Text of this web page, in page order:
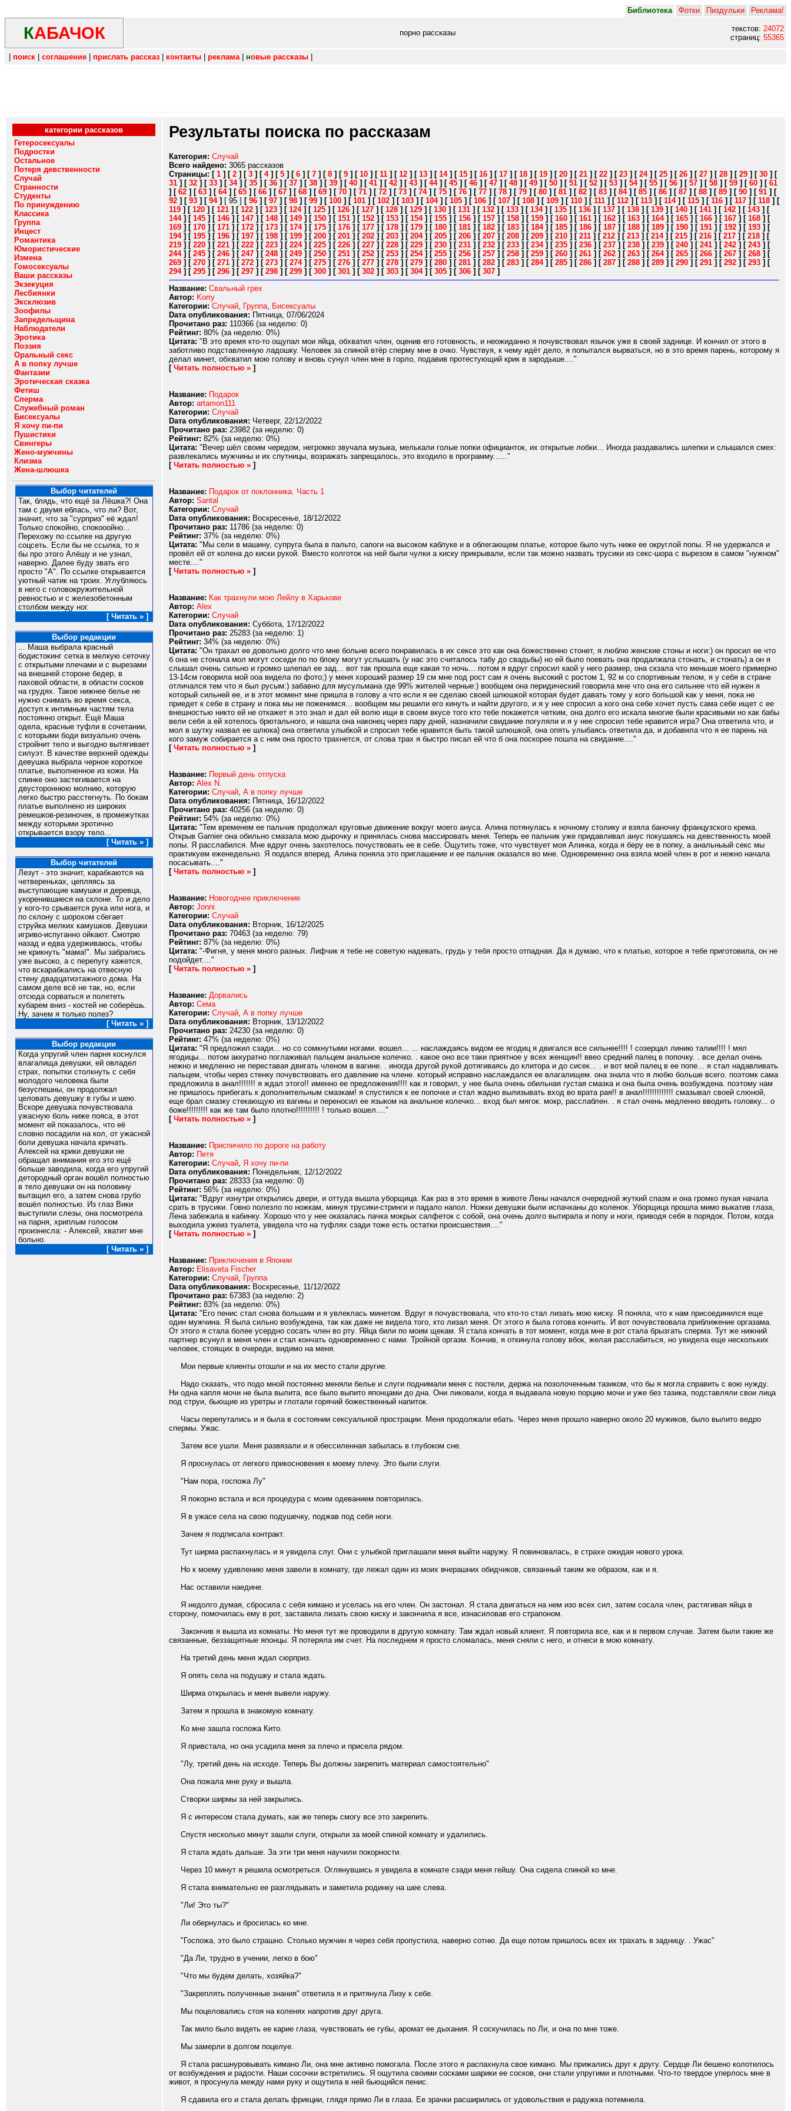
Библиотека Фотки Пиздульки Реклама!
КАБАЧОК порно рассказы текстов: 24072
страниц: 55365
поиск соглашение прислать рассказ контакты реклама| новые рассказы
категории рассказов
Гетеросексуалы
Подростки
Остальное
Потеря девственности
Случай
Странности
Студенты
По принуждению
Классика
Группа
Инцест
Романтика
Юмористические
Измена
Гомосексуалы
Ваши рассказы
Экзекуция
Лесбиянки
Эксклюзив
Зоофилы
Запредельщина
Наблюдатели
Эротика
Поэзия
Оральный секс
А в попку лучше
Фантазии
Эротическая сказка
Фетиш
Сперма
Служебный роман
Бисексуалы
Я хочу пи-пи
Пушистики
Свингеры
Жено-мужчины
Клизма
Жена-шлюшка
Выбор читателей
Так, блядь, что ещё за Лёшка?! Она
там с двумя еблась, что ли? Вот,
значит, что за "сурприз" её ждал!
Только спокойно, спокооойно...
Перехожу по ссылке на другую
соцсеть. Если бы не ссылка, то я
бы про этого Алёшу и не узнал,
наверно. Далее буду звать его
просто "А". По ссылке открывается
уютный чатик на троих. Углубляюсь
в него с головокружительной
ревностью и с железобетонным
столбом между ног.
[ Читать » ]
Выбор редакции
... Маша выбрала красный
бодистокинг сетка в мелкую сеточку
с открытыми плечами и с вырезами
на внешней стороне бедер, в
паховой области, в области сосков
на грудях. Такое нижнее белье не
нужно снимать во время секса,
доступ к интимным частям тела
постоянно открыт. Ещё Маша
одела, красные туфли в сочетании,
с которыми боди визуально очень
стройнит тело и выгодно вытягивает
силуэт. В качестве верхней одежды
девушка выбрала черное короткое
платье, выполненное из кожи. На
спинке оно застегивается на
двустороннюю молнию, которую
легко быстро расстегнуть. По бокам
платье выполнено из широких
ремешков-резиночек, в промежутках
между которыми эротично
открывается взору тело...
[ Читать » ]
Выбор читателей
Лезут - это значит, карабкаются на
четвереньках, цепляясь за
выступающие камушки и деревца,
укоренившиеся на склоне. То и дело
у кого-то срывается рука или нога, и
по склону с шорохом сбегает
струйка мелких камушков. Девушки
игриво-испуганно ойкают. Смотрю
назад и едва удерживаюсь, чтобы
не крикнуть "мама!". Мы забрались
уже высоко, а с перепугу кажется,
что вскарабкались на отвесную
стену двадцатиэтажного дома. На
самом деле всё не так, но, если
отсюда сорваться и полететь
кубарем вниз - костей не соберёшь.
Ну, зачем я только полез?
[ Читать » ]
Выбор редакции
Когда упругий член парня коснулся
влагалища девушки, ей овладел
страх, попытки столкнуть с себя
молодого человека были
безуспешны, он продолжал
целовать девушку в губы и шею.
Вскоре девушка почувствовала
ужасную боль ниже пояса, в этот
момент ей показалось, что её
словно посадили на кол, от ужасной
боли девушка начала кричать.
Алексей на крики девушки не
обращал внимания его это ещё
больше заводила, когда его упругий
детородный орган вошёл полностью
в тело девушки он на половину
вытащил его, а затем снова грубо
вошёл полностью. Из глаз Вики
выступили слезы, она посмотрела
на парня, хриплым голосом
произнесла: - Алексей, хватит мне
больно.
[ Читать » ]
Результаты поиска по рассказам
Категория: Случай
Всего найдено: 3065 рассказов
Страницы: [ 1 ] [ 2 ] [ 3 ] [ 4] [ 5 ] [ 6 ] [ 7 ] [ 8 ] [ 9 ] [ 10 ] [ 11 ] [ 12 ] [ 13 ] [ 14] [ 15 ] [ 16 ] [ 17 ] [ 18 ] [ 19 ] [ 20 ] [ 21 ] [ 22 ] [ 23 ] [ 24] [ 25 ] [ 26 ] [ 27 ] [ 28 ] [ 29 ] [ 30 ] [
31 ] [ 32 ] [ 33 ] [ 34] [ 35 ] [ 36 ] [ 37 ] [ 38 ] [ 39 ] [ 40 ] [ 41 ] [ 42 ] [ 43 ] [ 44] [ 45 ] [ 46 ] [ 47 ] [ 48 ] [ 49 ] [ 50 ] [ 51 ] [ 52 ] [ 53 ] [ 54] [ 55 ] [ 56 ] [ 57 ] [ 58 ] [ 59 ] [ 60 ] [ 61
] [ 62 ] [ 63 ] [ 64] [ 65 ] [ 66 ] [ 67 ] [ 68 ] [ 69 ] [ 70 ] [ 71 ] [ 72 ] [ 73 ] [ 74] [ 75 ] [ 76 ] [ 77 ] [ 78 ] [ 79 ] [ 80 ] [ 81 ] [ 82 ] [ 83 ] [ 84] [ 85 ] [ 86 ] [ 87 ] [ 88 ] [ 89 ] [ 90 ] [ 91 ] [
92 ] [ 93 ] [ 94] [ 95 ] [ 96 ] [ 97 ] [ 98 ] [ 99 ] [ 100 ] [ 101 ] [ 102 ] [ 103 ] [ 104] [ 105 ] [ 106 ] [ 107 ] [ 108 ] [ 109 ] [ 110 ] [ 111 ] [ 112 ] [ 113 ] [ 114] [ 115 ] [ 116 ] [ 117 ] [ 118 ] [
119 ] [ 120 ] [ 121 ] [ 122 ] [ 123 ] [ 124] [ 125 ] [ 126 ] [ 127 ] [ 128 ] [ 129 ] [ 130 ] [ 131 ] [ 132 ] [ 133 ] [ 134] [ 135 ] [ 136 ] [ 137 ] [ 138 ] [ 139 ] [ 140 ] [ 141 ] [ 142 ] [ 143 ] [
144] [ 145 ] [ 146 ] [ 147 ] [ 148 ] [ 149 ] [ 150 ] [ 151 ] [ 152 ] [ 153 ] [ 154] [ 155 ] [ 156 ] [ 157 ] [ 158 ] [ 159 ] [ 160 ] [ 161 ] [ 162 ] [ 163 ] [ 164] [ 165 ] [ 166 ] [ 167 ] [ 168 ] [
169 ] [ 170 ] [ 171 ] [ 172 ] [ 173 ] [ 174] [ 175 ] [ 176 ] [ 177 ] [ 178 ] [ 179 ] [ 180 ] [ 181 ] [ 182 ] [ 183 ] [ 184] [ 185 ] [ 186 ] [ 187 ] [ 188 ] [ 189 ] [ 190 ] [ 191 ] [ 192 ] [ 193 ] [
194] [ 195 ] [ 196 ] [ 197 ] [ 198 ] [ 199 ] [ 200 ] [ 201 ] [ 202 ] [ 203 ] [ 204] [ 205 ] [ 206 ] [ 207 ] [ 208 ] [ 209 ] [ 210 ] [ 211 ] [ 212 ] [ 213 ] [ 214] [ 215 ] [ 216 ] [ 217 ] [ 218 ] [
219 ] [ 220 ] [ 221 ] [ 222 ] [ 223 ] [ 224] [ 225 ] [ 226 ] [ 227 ] [ 228 ] [ 229 ] [ 230 ] [ 231 ] [ 232 ] [ 233 ] [ 234] [ 235 ] [ 236 ] [ 237 ] [ 238 ] [ 239 ] [ 240 ] [ 241 ] [ 242 ] [ 243 ] [
244] [ 245 ] [ 246 ] [ 247 ] [ 248 ] [ 249 ] [ 250 ] [ 251 ] [ 252 ] [ 253 ] [ 254] [ 255 ] [ 256 ] [ 257 ] [ 258 ] [ 259 ] [ 260 ] [ 261 ] [ 262 ] [ 263 ] [ 264] [ 265 ] [ 266 ] [ 267 ] [ 268 ] [
269 ] [ 270 ] [ 271 ] [ 272 ] [ 273 ] [ 274] [ 275 ] [ 276 ] [ 277 ] [ 278 ] [ 279 ] [ 280 ] [ 281 ] [ 282 ] [ 283 ] [ 284] [ 285 ] [ 286 ] [ 287 ] [ 288 ] [ 289 ] [ 290 ] [ 291 ] [ 292 ] [ 293 ] [
294] [ 295 ] [ 296 ] [ 297 ] [ 298 ] [ 299 ] [ 300 ] [ 301 ] [ 302 ] [ 303 ] [ 304] [ 305 ] [ 306 ] [ 307 ]
Название: Свальный грех
Автор: Korry
Категории: Случай, Группа, Бисексуалы
Dата опубликования: Пятница, 07/06/2024
Прочитано раз: 110366 (за неделю: 0)
Рейтинг: 80% (за неделю: 0%)
Цитата: "В это время кто-то ощупал мои яйца, обхватил член, оценив его готовность, и неожиданно я почувствовал язычок уже в своей заднице. И кончил от этого в
заботливо подставленную ладошку. Человек за спиной втёр сперму мне в очко. Чувствуя, к чему идёт дело, я попытался вырваться, но в это время парень, которому я
делал минет, обхватил мою голову и вновь сунул член мне в горло, подавив протестующий крик в зародыше...."
[ Читать полностью » ]
Название: Подарок
Автор: artamon111
Категории: Случай
Dата опубликования: Четверг, 22/12/2022
Прочитано раз: 23982 (за неделю: 0)
Рейтинг: 82% (за неделю: 0%)
Цитата: "Вечер шёл своим чередом, негромко звучала музыка, мелькали голые попки официанток, их открытые лобки... Иногда раздавались шлепки и слышался смех:
развлекались мужчины и их спутницы, возражать запрещалось, это входило в программу......"
[ Читать полностью » ]
Название: Подарок от поклонника. Часть 1
Автор: Santal
Категории: Случай
Dата опубликования: Воскресенье, 18/12/2022
Прочитано раз: 11786 (за неделю: 0)
Рейтинг: 37% (за неделю: 0%)
Цитата: "Мы сели в машину, супруга была в пальто, сапоги на высоком каблуке и в облегающем платье, которое было чуть ниже ее округлой попы. Я не удержался и
провёл ей от колена до киски рукой. Вместо колготок на ней были чулки а киску прикрывали, если так можно назвать трусики из секс-шора с вырезом в самом "нужном"
месте...."
[ Читать полностью » ]
Название: Как трахнули мою Лейлу в Харькове
Автор: Alex
Категории: Случай
Dата опубликования: Суббота, 17/12/2022
Прочитано раз: 25283 (за неделю: 1)
Рейтинг: 34% (за неделю: 0%)
Цитата: "Он трахал ее довольно долго что мне больне всего понравилась в их сексе это как она божественно стонет, я люблю женские стоны и ноги:) он просил ее что
б она не стонала мол могут соседи по по блоку могут услышать (у нас это считалось табу до свадьбы) но ей было поевать она продалжала стонать, и стонать) а он я
слышал очень сильно и громко шлепал ее зад... вот так прошла еще какая то ночь... потом я вдруг спросил каой у него размер, она скзала что меньше моего примерно
13-14см говорила мой ооа видела по фото;) у меня хороший размер 19 см мне под рост сам я очень высокий с ростом 1, 92 м со спортивным телом, я у себя в стране
отличался тем что я был русым:) забавно для мусульмана где 99% жителей черные:) вообщем она перидический говорила мне что она его сильнее что ей нужен я
который сильней ее, и в этот момент мне пришла в голову а что если я ее сделаю своей шлюшкой которая будет давать тому у кого большой как у меня, пока не
приедет к себе в страну и пока мы не поженимся... вообщем мы решили его кинуть и найти другого, и я у нее спросил а кого она себе хочет пусть сама себе ищет с ее
внешностью никто ей не откажет я это знал и дал ей волю ищи в своем вкусе того кто тебе покажется четким, она долго его искала многие были красивыми но как бабы
вели себя а ей хотелось брютального, и нашла она наконец через пару дней, назначили свидание погуляли и я у нее спросил тебе нравится игра? Она ответила что, и
мол в шутку назвал ее шлюка) она ответила улыбкой и спросил тебе нравится быть такой шлюшкой, она опять улыбаясь ответила да, и добавила что я ее парень на
кого замуж собирается а с ним она просто трахнется, от слова трах я быстро писал ей что б она поскорее пошла на свидание...."
[ Читать полностью » ]
Название: Первый день отпуска
Автор: Alex N.
Категории: Случай, А в попку лучше
Dата опубликования: Пятница, 16/12/2022
Прочитано раз: 40256 (за неделю: 0)
Рейтинг: 54% (за неделю: 0%)
Цитата: "Тем временем ее пальчик продолжал круговые движение вокруг моего ануса. Алина потянулась к ночному столику и взяла баночку французского крема.
Открыв Garnier она обильно смазала мою дырочку и принялась снова массировать меня. Теперь ее пальчик уже придавливал анус покушаясь на девственность моей
попы. Я расслабился. Мне вдруг очень захотелось почуствовать ее в себе. Ощутить тоже, что чувствует моя Алинка, когда я беру ее в попку, а анальныый секс мы
практикуем еженедельно. Я подался вперед. Алина поняла это приглашение и ее пальчик оказался во мне. Одновременно она взяла моей член в рот и нежно начала
посасывать...."
[ Читать полностью » ]
Название: Новогоднее приключение
Автор: Jonni
Категории: Случай
Dата опубликования: Вторник, 16/12/2025
Прочитано раз: 70463 (за неделю: 79)
Рейтинг: 87% (за неделю: 0%)
Цитата: "-Фигня, у меня много разных. Лифчик я тебе не советую надевать, грудь у тебя просто отпадная. Да я думаю, что к платью, которое я тебе приготовила, он не
подойдет...."
[ Читать полностью » ]
Название: Дорвались
Автор: Сема
Категории: Случай, А в попку лучше
Dата опубликования: Вторник, 13/12/2022
Прочитано раз: 24230 (за неделю: 0)
Рейтинг: 47% (за неделю: 0%)
Цитата: "Я предложил сзади... но со сомкнутыми ногами. вошел... ... наслаждаясь видом ее ягодиц я двигался все сильнее!!!! ! созерцал линию талии!!!! ! мял
ягодицы... потом аккуратно поглаживал пальцем анальное колечко. . какое оно все таки приятное у всех женщин!! ввео средний палец в попочку. . все делал очень
нежно и медленно не переставая двигать членом в вагине. . иногда другой рукой дотягиваясь до клитора и до сисек... . и вот мой палец в ее попе... я стал надавливать
пальцем, чтобы через стенку почувствовать его давление на члене. который исправно наслаждался ее влагалищем. она знала что я любю больше всего. поэтомк сама
предложила в анал!!!!!!! я ждал этого!! именно ее предложения!!!! как я говорил, у нее была очень обильная густая смазка и она была очень возбуждена. поэтому нам
не пришлось прибегать к дополнительным смазкам! я спустился к ее попочке и стал жадно вылизывать вход во врата рая!! в анал!!!!!!!!!!!!! смазывал своей слюной,
еще брал смазку стекающую из вагины и переносил ее языком на анальное колечко... вход был мягок. мокр, расслаблен. . я стал очень медленно вводить головку... о
боже!!!!!!!!! как же там было плотно!!!!!!!!!! ! только вошел...."
[ Читать полностью » ]
Название: Приспичило по дороге на работу
Автор: Петя
Категории: Случай, Я хочу пи-пи
Dата опубликования: Понедельник, 12/12/2022
Прочитано раз: 28333 (за неделю: 0)
Рейтинг: 56% (за неделю: 0%)
Цитата: "Вдруг изнутри открылись двери, и оттуда вышла уборщица. Как раз в это время в животе Лены начался очередной жуткий спазм и она громко пукая начала
срать в трусики. Говно полезло по ножкам, минуя трусики-стринги и падало напол. Ножки девушки были испачканы до коленок. Уборщица прошла мимо выкатив глаза,
Лена забежала в кабинку. Хорошо что у нее оказалась пачка мокрых салфеток с собой, она очень долго вытирала и попу и ноги, приводя себя в порядок. Потом, когда
выходила ужеиз туалета, увидела что на туфлях сзади тоже есть остатки происшествия...."
[ Читать полностью » ]
Название: Приключения в Японии
Автор: Elisaveta Fischer
Категории: Случай, Группа
Dата опубликования: Воскресенье, 11/12/2022
Прочитано раз: 67383 (за неделю: 2)
Рейтинг: 83% (за неделю: 0%)
Цитата: "Его пенис стал снова большим и я увлеклась минетом. Вдруг я почувствовала, что кто-то стал лизать мою киску. Я поняла, что к нам присоединился еще
один мужчина. Я была сильно возбуждена, так как даже не видела того, кто лизал меня. От этого я была готова кончить. И вот почувствовала приближение оргазама.
От этого я стала более усердно сосать член во рту. Яйца били по моим щекам. Я стала кончать в тот момент, когда мне в рот стала брызгать сперма. Тут же нижний
партнер всунул в меня член и стал кончать одновременно с нами. Тройной оргазм. Кончив, я откинула голову вбок, желая расслабиться, но увидела еще нескольких
человек, стоящих в очереди, видимо на меня.
Мои первые клиенты отошли и на их место стали другие.
Надо сказать, что подо мной постоянно меняли белье и слуги поднимали меня с постели, держа на позолоченным тазиком, что бы я могла справить с вою нужду.
Ни одна капля мочи не была вылита, все было выпито японцами до дна. Они ликовали, когда я выдавала новую порцию мочи и уже без тазика, подставляли свои лица
под струи, бьющие из уретры и глотали горячий божественный напиток.
Часы перепутались и я была в состоянии сексуальной прострации. Меня продолжали ебать. Через меня прошло наверно около 20 мужиков, было вылито ведро
спермы. Ужас.
Затем все ушли. Меня развязали и я обессиленная забылась в глубоком сне.
Я проснулась от легкого прикосновения к моему плечу. Это были слуги.
"Нам пора, госпожа Лу"
Я покорно встала и вся процедура с моим одеванием повторилась.
Я в ужасе села на свою подушечку, поджав под себя ноги.
Зачем я подписала контракт.
Тут ширма распахнулась и я увидела слуг. Они с улыбкой приглашали меня выйти наружу. Я повиновалась, в страхе ожидая нового урока.
Но к моему удивлению меня завели в комнату, где лежал один из моих вчерашних обидчиков, связанный таким же образом, как и я.
Нас оставили наедине.
Я недолго думая, сбросила с себя кимано и уселась на его член. Он застонал. Я стала двигаться на нем изо всех сил, затем сосала член, растягивая яйца в
сторону, помочилась ему в рот, заставила лизать свою киску и закончила я все, изнасиловав его страпоном.
Закончив я вышла из комнаты. Но меня тут же проводили в другую комнату. Там ждал новый клиент. Я повторила все, как и в первом случае. Затем были такие же
связанные, беззащитные японцы. Я потеряла им счет. На последнем я просто сломалась, меня сняли с него, и отнеси в мою комнату.
На третий день меня ждал сюрприз.
Я опять села на подушку и стала ждать.
Ширма открылась и меня вывели наружу.
Затем я прошла в знакомую комнату.
Ко мне зашла госпожа Кито.
Я привстала, но она усадила меня за плечо и присела рядом.
"Лу, третий день на исходе. Теперь Вы должны закрепить материал самостоятельно"
Она пожала мне руку и вышла.
Створки ширмы за ней закрылись.
Я с интересом стала думать, как же теперь смогу все это закрепить.
Спустя несколько минут зашли слуги, открыли за моей спиной комнату и удалились.
Я стала ждать дальше. За эти три меня научили покорности.
Через 10 минут я решила осмотреться. Оглянувшись я увидела в комнате сзади меня гейшу. Она сидела спиной ко мне.
Я стала внимательно ее разглядывать и заметила родинку на шее слева.
"Ли! Это ты?"
Ли обернулась и бросилась ко мне.
"Госпожа, это было страшно. Столько мужчин я через себя пропустила, наверно сотню. Да еще потом пришлось всех их трахать в задницу. . Ужас"
"Да Ли, трудно в учении, легко в бою"
"Что мы будем делать, хозяйка?"
"Закреплять полученные знания" ответила я и притянула Лизу к себе.
Мы поцеловались стоя на коленях напротив друг друга.
Так мило было видеть ее карие глаза, чувствовать ее губы, аромат ее дыхания. Я соскучилась по Ли, и она по мне тоже.
Мы замерли в долгом поцелуе.
Я стала расшнуровывать кимано Ли, она мне активно помогала. После этого я распахнула свое кимано. Мы прижались друг к другу. Сердце Ли бешено колотилось
от возбуждения и радости. Наши сосочки встретились. Я ощутила своими сосками шарики ее сосков, они стали упругими и плотными. Что-то твердое уперлось мне в
живот, я просунула между нами руку и ощутила в ней бьющийся пенис.
Я сдавила его и стала делать фрикции, глядя прямо Ли в глаза. Ее зрачки расширились от удовольствия и радужка потемнела.